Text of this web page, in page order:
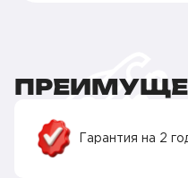
Гарантия на 2